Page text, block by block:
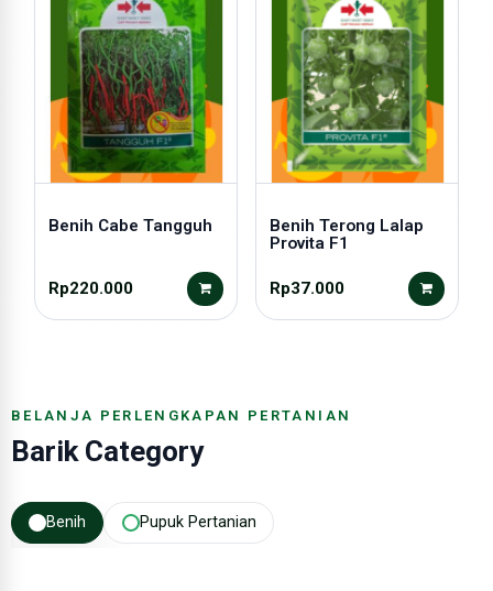
Benih Cabe Tangguh
Rp220.000
Benih Terong Lalap
Provita F1
Rp37.000
BELANJA PERLENGKAPAN PERTANIAN
Barik Category
Benih Pupuk Pertanian